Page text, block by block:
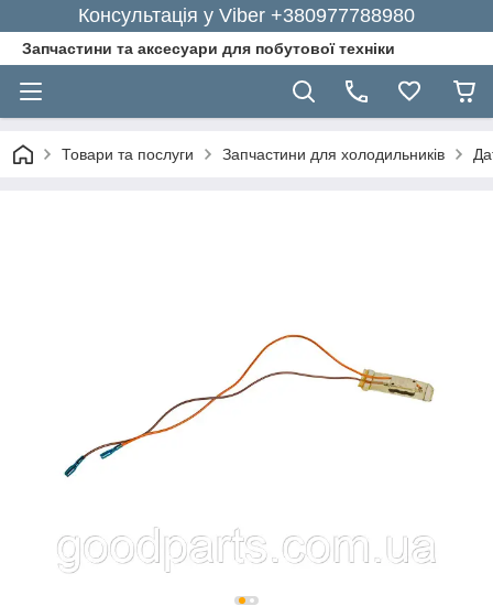
Консультація у Viber +380977788980
Запчастини та аксесуари для побутової техніки
Товари та послуги Запчастини для холодильників